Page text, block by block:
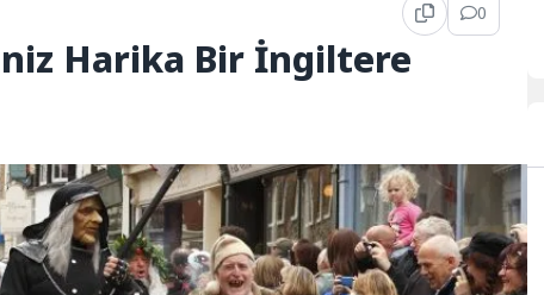
0
Harika Bir İngiltere